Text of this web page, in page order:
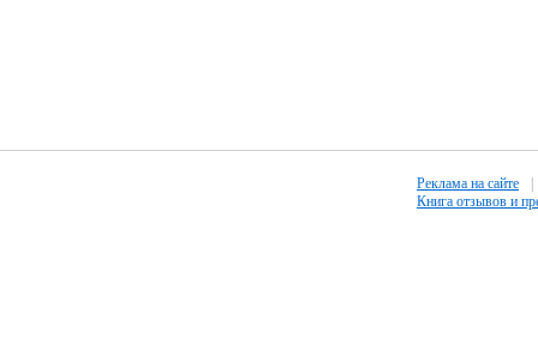
Реклама на сайте
Книга отзывов и